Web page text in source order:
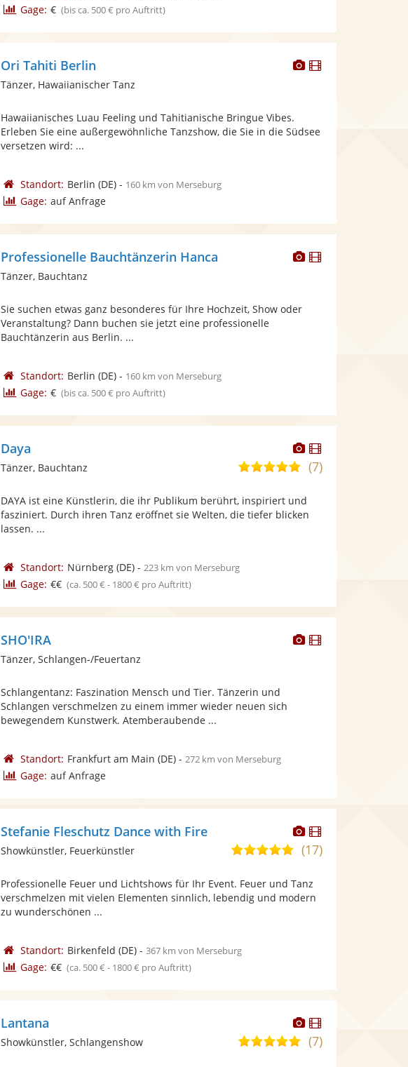
Gage: € (bis ca. 500 € pro Auftritt)
DieserDieser
Ori Tahiti Berlin
Tänzer, Hawaiianischer Tanz
Hawaiianisches Luau Feeling und Tahitianische Bringue Vibes.
Erleben Sie eine außergewöhnliche Tanzshow, die Sie in die Südsee
versetzen wird: ...
Standort: Berlin (DE)- 160 km von Merseburg
Gage: auf Anfrage
DieserDieser
Professionelle Bauchtänzerin Hanca
Tänzer, Bauchtanz
Sie suchen etwas ganz besonderes für Ihre Hochzeit, Show oder
Veranstaltung? Dann buchen sie jetzt eine professionelle
Bauchtänzerin aus Berlin. ...
Standort: Berlin (DE)- 160 km von Merseburg
Gage: € (bis ca. 500 € pro Auftritt)
Dieser
Künstler
stellt
Fotos
bereit.
Dieser
Künstler
Daya
5,0
5
Sternen
(7)
Tänzer, Bauchtanz
DAYA ist eine Künstlerin, die ihr Publikum berührt, inspiriert und
fasziniert. Durch ihren Tanz eröffnet sie Welten, die tiefer blicken
lassen. ...
Standort: Nürnberg(DE)- 223 km von Merseburg
Gage: €€ (ca. 500 € - 1800 € pro Auftritt)
DieserDieser
SHO'IRA
Tänzer, Schlangen-/Feuertanz
Schlangentanz: Faszination Mensch und Tier. Tänzerin und
Schlangen verschmelzen zu einem immer wieder neuen sich
bewegendem Kunstwerk. Atemberaubende ...
Standort: Frankfurt am Main (DE)- 272 km von Merseburg
Gage: auf Anfrage
Dieser
Künstler
stellt
bereit.
Dieser
Künstler
Stefanie Fleschutz Dance with Fire
5,0
5
Sternen
(17)
Showkünstler, Feuerkünstler
Professionelle Feuer und Lichtshows für Ihr Event. Feuer und Tanz
verschmelzen mit vielen Elementen sinnlich, lebendig und modern
zu wunderschönen ...
Standort: Birkenfeld (DE)- 367 km von Merseburg
Gage: €€ (ca. 500 € - 1800 € pro Auftritt)
Dieser
Künstler
stellt
Dieser
Künstler
Lantana
5,0(7)
Showkünstler, Schlangenshow